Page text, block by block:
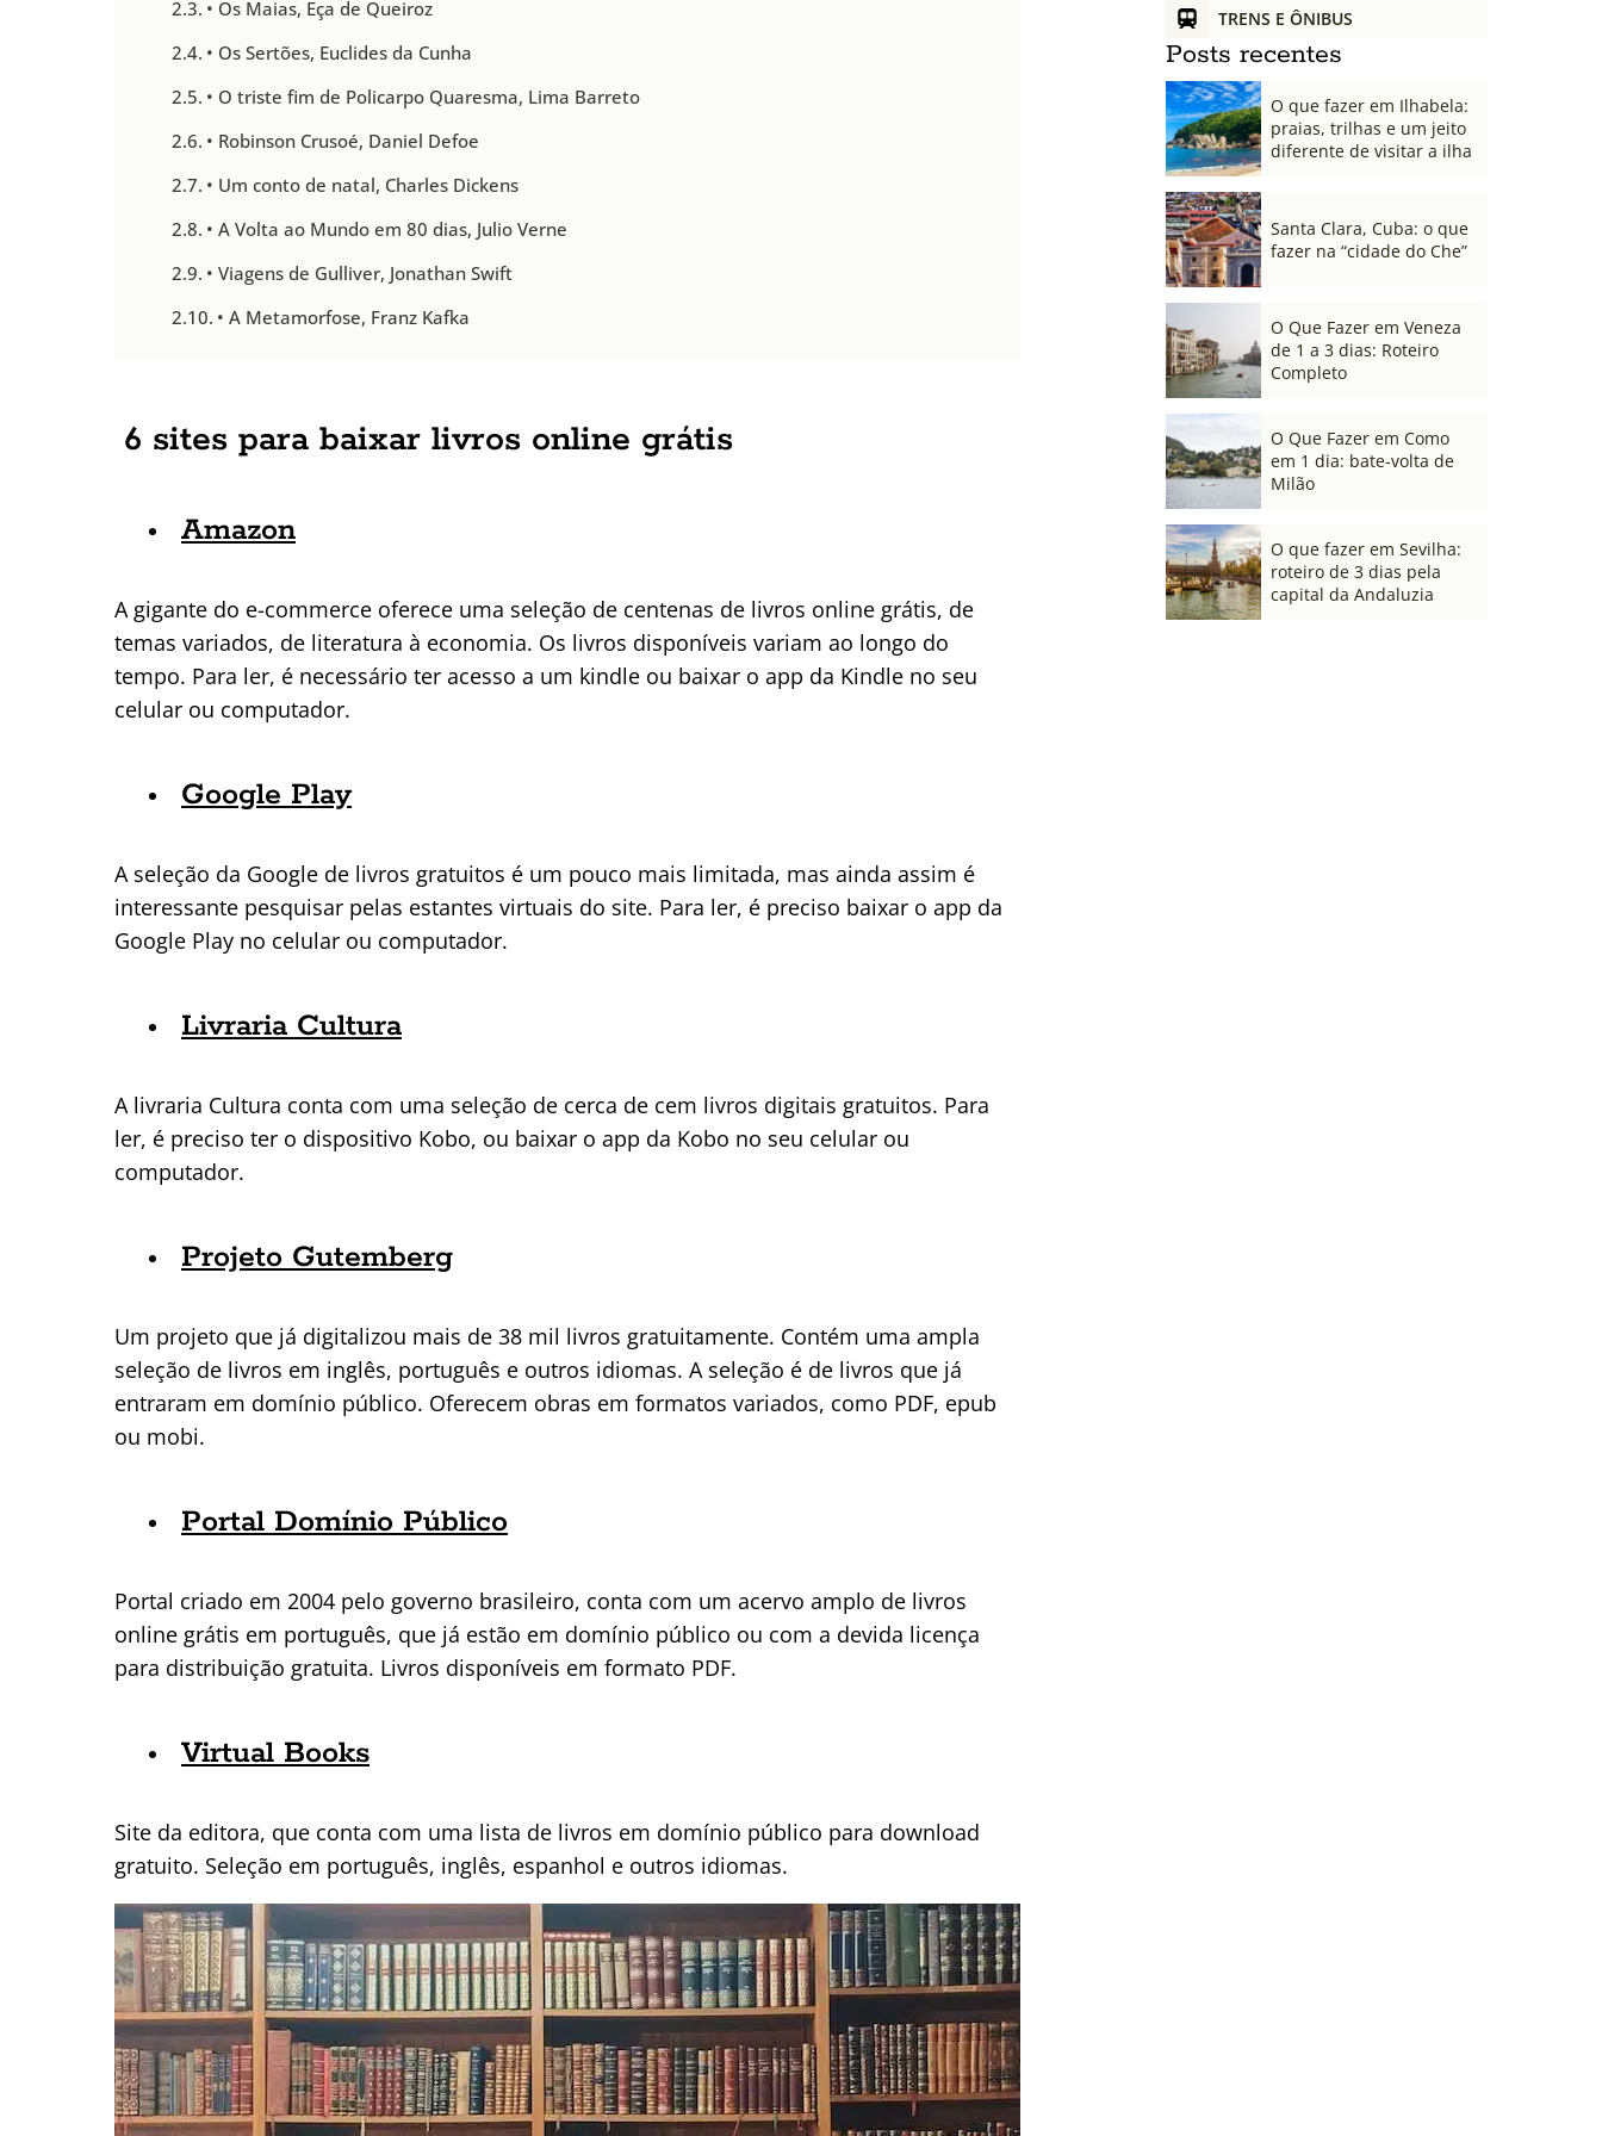
• Os Maias, Eça de Queiroz
• Os Sertões, Euclides da Cunha
• O triste fim de Policarpo Quaresma, Lima Barreto
• Robinson Crusoé, Daniel Defoe
• Um conto de natal, Charles Dickens
• A Volta ao Mundo em 80 dias, Julio Verne
• Viagens de Gulliver, Jonathan Swift
• A Metamorfose, Franz Kafka
6 sites para baixar livros online grátis
Amazon
A gigante do e-commerce oferece uma seleção de centenas de livros online grátis, de
temas variados, de literatura à economia. Os livros disponíveis variam ao longo do
tempo. Para ler, é necessário ter acesso a um kindle ou baixar o app da Kindle no seu
celular ou computador.
Google Play
A seleção da Google de livros gratuitos é um pouco mais limitada, mas ainda assim é
interessante pesquisar pelas estantes virtuais do site. Para ler, é preciso baixar o app da
Google Play no celular ou computador.
Livraria Cultura
A livraria Cultura conta com uma seleção de cerca de cem livros digitais gratuitos. Para
ler, é preciso ter o dispositivo Kobo, ou baixar o app da Kobo no seu celular ou
computador.
Projeto Gutemberg
Um projeto que já digitalizou mais de 38 mil livros gratuitamente. Contém uma ampla
seleção de livros em inglês, português e outros idiomas. A seleção é de livros que já
entraram em domínio público. Oferecem obras em formatos variados, como PDF, epub
ou mobi.
Portal Domínio Público
Portal criado em 2004 pelo governo brasileiro, conta com um acervo amplo de livros
online grátis em português, que já estão em domínio público ou com a devida licença
para distribuição gratuita. Livros disponíveis em formato PDF.
Virtual Books
Site da editora, que conta com uma lista de livros em domínio público para download
gratuito. Seleção em português, inglês, espanhol e outros idiomas.
TRENS E ÔNIBUS
Posts recentes
O que fazer em Ilhabela:
praias, trilhas e um jeito
diferente de visitar a ilha
Santa Clara, Cuba: o que
fazer na “cidade do Che”
O Que Fazer em Veneza
de 1 a 3 dias: Roteiro
Completo
O Que Fazer em Como
em 1 dia: bate-volta de
Milão
O que fazer em Sevilha:
roteiro de 3 dias pela
capital da Andaluzia